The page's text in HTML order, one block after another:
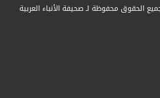
الحقوق محفوظة لـ صحيفة الأنباء العربية